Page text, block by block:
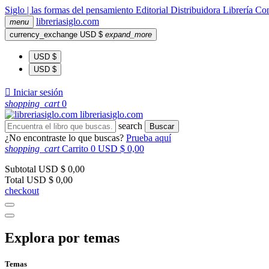
Siglo | las formas del pensamiento Editorial Distribuidora Librería
menu libreriasiglo.com
currency_exchange USD $ expand_more
USD $
USD $
 Iniciar sesión
shopping_cart 0
libreriasiglo.com
search
Buscar
¿No encontraste lo que buscas? Prueba aquí
shopping_cart Carrito 0 USD $ 0,00
Subtotal USD $ 0,00
Total USD $ 0,00
checkout
Explora por temas
Temas